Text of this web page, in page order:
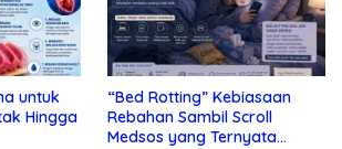
untuk
Hingga
“Bed Rotting” Kebiasaan
Rebahan Sambil Scroll
Medsos yang Ternyata